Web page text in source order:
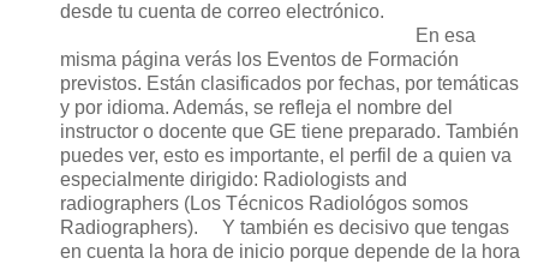
desde tu cuenta de correo electrónico.
En esa
misma página verás los Eventos de Formación
previstos. Están clasificados por fechas, por temáticas
y por idioma. Además, se refleja el nombre del
instructor o docente que GE tiene preparado. También
puedes ver, esto es importante, el perfil de a quien va
especialmente dirigido: Radiologists and
radiographers (Los Técnicos Radiológos somos
Radiographers). Y también es decisivo que tengas
en cuenta la hora de inicio porque depende de la hora